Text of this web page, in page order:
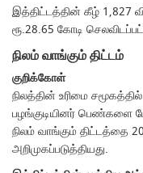
இத்திட்டத்தின் கீழ் 1,827
ரூ.28.65 கோடி
நிலம்வாங்கும்திட்டம்
குறிக்கோள்
நிலத்தின் உரிமை
பழங்குடியினர் பெண்களை
நிலம் வாங்கும் திட்டத்தை
அறிமுகப்படுத்தியது.